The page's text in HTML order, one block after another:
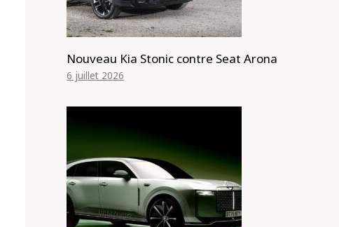
Nouveau Kia Stonic contre Seat Arona
6 juillet 2026